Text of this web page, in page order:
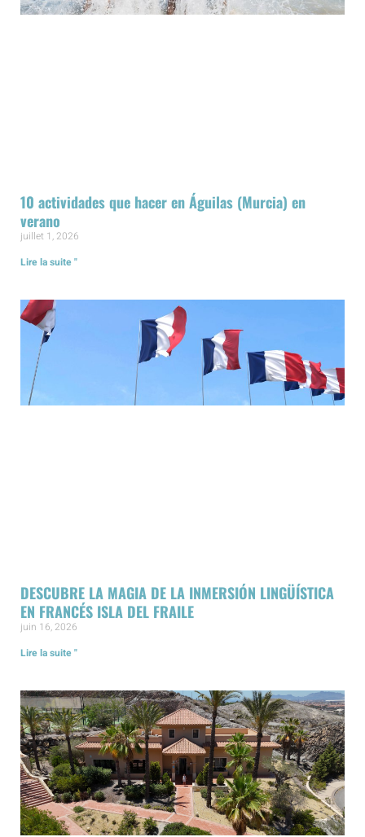
10 actividades que hacer en Águilas (Murcia) en
verano
juillet 1, 2026
Lire la suite "
DESCUBRE LA MAGIA DE LA INMERSIÓN LINGÜÍSTICA
EN FRANCÉS ISLA DEL FRAILE
juin 16, 2026
Lire la suite "